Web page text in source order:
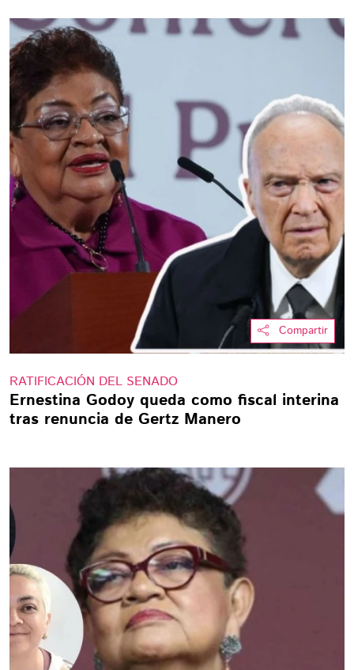
Compartir
RATIFICACIÓN DEL SENADO
Ernestina Godoy queda como fiscal interina
tras renuncia de Gertz Manero